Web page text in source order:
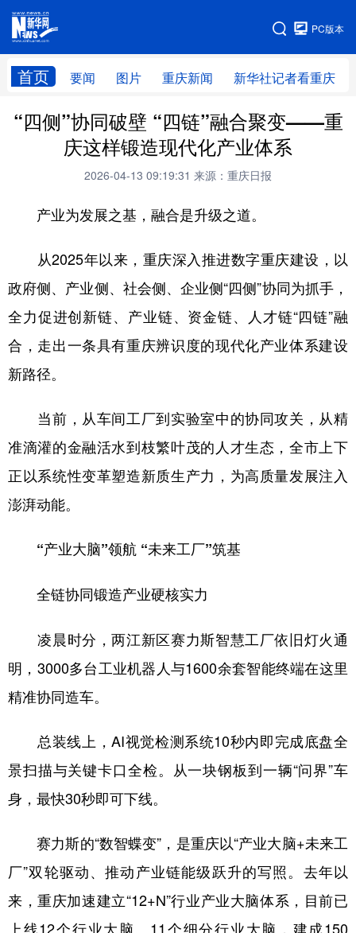
PC版本
首页 要闻 图片 重庆新闻 新华社记者看重庆
网站地图
“四侧”协同破壁 “四链”融合聚变——重
庆这样锻造现代化产业体系
2026-04-13 09:19:31 来源：重庆日报
产业为发展之基，融合是升级之道。
从2025年以来，重庆深入推进数字重庆建设，以
政府侧、产业侧、社会侧、企业侧“四侧”协同为抓手，
全力促进创新链、产业链、资金链、人才链“四链”融
合，走出一条具有重庆辨识度的现代化产业体系建设
新路径。
当前，从车间工厂到实验室中的协同攻关，从精
准滴灌的金融活水到枝繁叶茂的人才生态，全市上下
正以系统性变革塑造新质生产力，为高质量发展注入
澎湃动能。
“产业大脑”领航 “未来工厂”筑基
全链协同锻造产业硬核实力
凌晨时分，两江新区赛力斯智慧工厂依旧灯火通
明，3000多台工业机器人与1600余套智能终端在这里
精准协同造车。
总装线上，AI视觉检测系统10秒内即完成底盘全
景扫描与关键卡口全检。从一块钢板到一辆“问界”车
身，最快30秒即可下线。
赛力斯的“数智蝶变”，是重庆以“产业大脑+未来工
厂”双轮驱动、推动产业链能级跃升的写照。去年以
来，重庆加速建立“12+N”行业产业大脑体系，目前已
上线12个行业大脑、11个细分行业大脑，建成150